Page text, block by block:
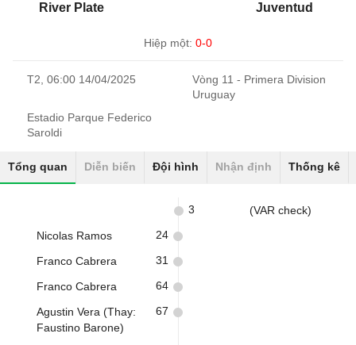
River Plate Juventud
Hiệp một: 0-0
T2, 06:00 14/04/2025
Vòng 11 - Primera Division
Uruguay
Estadio Parque Federico
Saroldi
Tổng quan Diễn biến Đội hình Nhận định Thống kê
(VAR check)
3
Nicolas Ramos 24
Franco Cabrera 31
Franco Cabrera 64
Agustin Vera (Thay:
Faustino Barone)
67